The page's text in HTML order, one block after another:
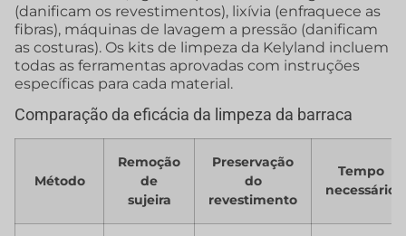
(danificam os revestimentos), lixívia (enfraquece as
fibras), máquinas de lavagem a pressão (danificam
as costuras). Os kits de limpeza da Kelyland incluem
todas as ferramentas aprovadas com instruções
específicas para cada material.
Comparação da eficácia da limpeza da barraca
Método
Remoção
de
sujeira
Preservação
do
revestimento
Tempo
necessário